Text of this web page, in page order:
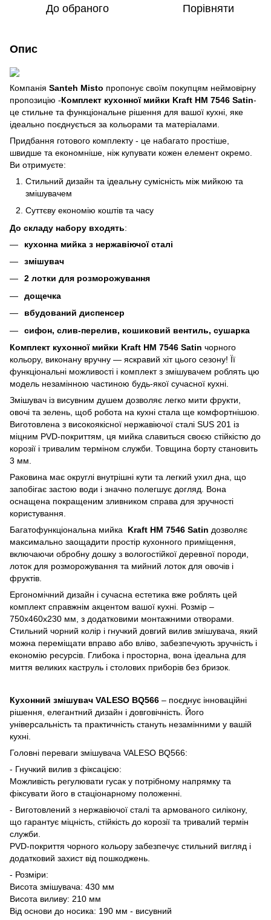
До обраного Порівняти
Опис
Компанія Santeh Misto пропонує своїм покупцям неймовірну
пропозицію -Комплект кухонної мийки Kraft HM 7546 Satin-
це стильне та функціональне рішення для вашої кухні, яке
ідеально поєднується за кольорами та матеріалами.
Придбання готового комплекту - це набагато простіше,
швидше та економніше, ніж купувати кожен елемент окремо.
Ви отримуєте:
Стильний дизайн та ідеальну сумісність між мийкою та
змішувачем
Суттєву економію коштів та часу
До складу набору входять:
кухонна мийка з нержавіючої сталі
змішувач
2 лотки для розморожування
дощечка
вбудований диспенсер
сифон, слив-перелив, кошиковий вентиль, сушарка
Комплект кухонної мийки Kraft HM 7546 Satin чорного
кольору, виконану вручну — яскравий хіт цього сезону! Її
функціональні можливості і комплект з змішувачем роблять цю
модель незамінною частиною будь-якої сучасної кухні.
Змішувач із висувним душем дозволяє легко мити фрукти,
овочі та зелень, щоб робота на кухні стала ще комфортнішою.
Виготовлена з високоякісної нержавіючої сталі SUS 201 із
міцним PVD-покриттям, ця мийка славиться своєю стійкістю до
корозії і тривалим терміном служби. Товщина борту становить
3 мм.
Раковина має округлі внутрішні кути та легкий ухил дна, що
запобігає застою води і значно полегшує догляд. Вона
оснащена покращеним зливником справа для зручності
користування.
Багатофункціональна мийка
Kraft HM 7546 Satin дозволяє
максимально заощадити простір кухонного приміщення,
включаючи обробну дошку з вологостійкої деревної породи,
лоток для розморожування та мийний лоток для овочів і
фруктів.
Ергономічний дизайн і сучасна естетика вже роблять цей
комплект справжнім акцентом вашої кухні. Розмір –
750х460х230 мм, з додатковими монтажними отворами.
Стильний чорний колір і гнучкий довгий вилив змішувача, який
можна переміщати вправо або вліво, забезпечують зручність і
економію ресурсів. Глибока і просторна, вона ідеальна для
миття великих каструль і столових приборів без бризок.
Кухонний змішувач VALESO BQ566 – поєднує інноваційні
рішення, елегантний дизайн і довговічність. Його
універсальність та практичність стануть незамінними у вашій
кухні.
Головні переваги змішувача VALESO BQ566:
- Гнучкий вилив з фіксацією:
Можливість регулювати гусак у потрібному напрямку та
фіксувати його в стаціонарному положенні.
- Виготовлений з нержавіючої сталі та армованого силікону,
що гарантує міцність, стійкість до корозії та тривалий термін
служби.
PVD-покриття чорного кольору забезпечує стильний вигляд і
додатковий захист від пошкоджень.
- Розміри:
Висота змішувача: 430 мм
Висота виливу: 210 мм
Від основи до носика: 190 мм - висувний